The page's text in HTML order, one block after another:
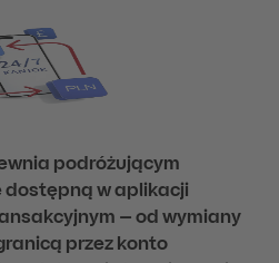
podróżującym
w aplikacji
– od wymiany
przez konto